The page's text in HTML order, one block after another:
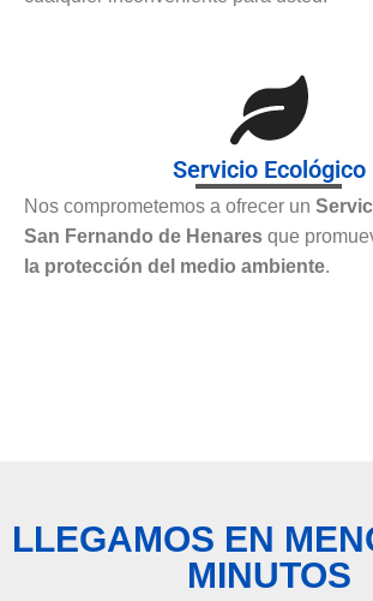
Servicio Ecológico
Nos comprometemos a ofrecer un
San Fernando de Henares que
la protección del medio ambiente.
LLEGAMOS EN
MINUTOS